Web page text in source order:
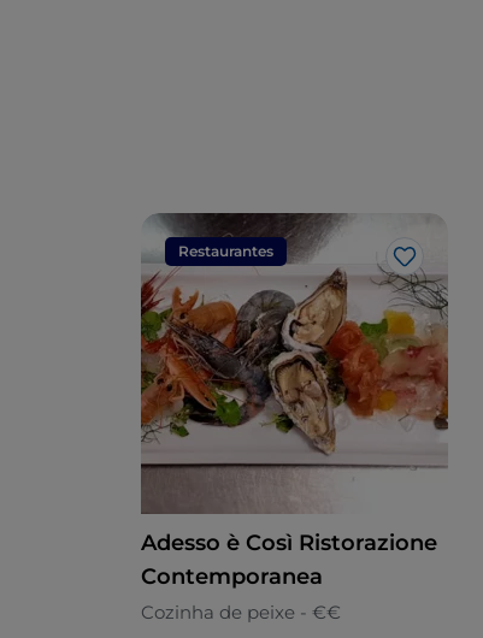
Restaurantes
Gosto
Adesso è Così Ristorazione
Contemporanea
Cozinha de peixe - €€